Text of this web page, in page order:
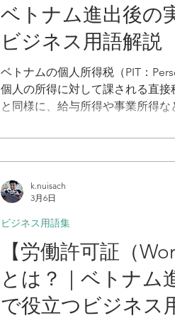
ベトナム進出後の
ビジネス用語解説
ベトナムの個人所得税（PIT：
個人の所得に対して課される直
と同様に、給与所得や事業所得
者」かによって税率と計算方法
む実務担当者は最新の知識を持つ
【労働許可証（
とは？｜ベトナム
で役立つビジネス
ビジネス用語集
k.nuisach
3月6日